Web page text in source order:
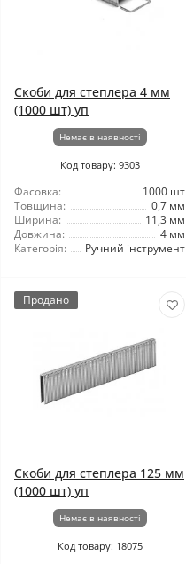
Скоби для степлера 4 мм
(1000 шт) уп
Немає в наявності
Код товару: 9303
Фасовка:
1000 шт
Товщина:
0,7 мм
Ширина:
11,3 мм
Довжина:
4 мм
Категорія:
Ручний інструмент
Продано
Скоби для степлера 125 мм
(1000 шт) уп
Немає в наявності
Код товару: 18075